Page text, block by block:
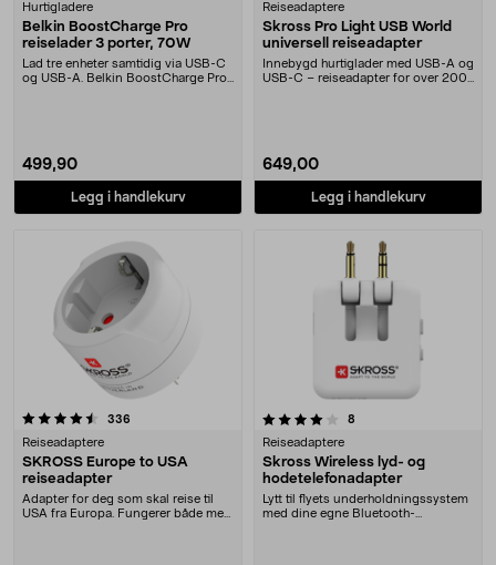
Hurtigladere
Belkin BoostCharge Pro
reiselader 3 porter, 70W
Lad tre enheter samtidig via USB-C
og USB-A. Belkin BoostCharge Pro
499,90
Legg i handlekurv
Reiseadaptere
Skross Pro Light USB World
universell reiseadapter
Innebygd hurtiglader med USB-A og
USB-C – reiseadapter for over 200
649,00
Legg i handlekurv
336
Reiseadaptere
SKROSS Europe to USA
reiseadapter
Adapter for deg som skal reise til
USA fra Europa. Fungerer både med
4.0 av 5 stjerner 8
Reiseadaptere
Skross Wireless lyd- og
hodetelefonadapter
Lytt til flyets underholdningssystem
med dine egne Bluetooth-